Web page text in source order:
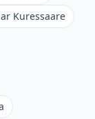
Kuressaare